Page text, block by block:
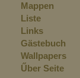
Mappen
Liste
Links
Gästebuch
Wallpapers
Űber Seite